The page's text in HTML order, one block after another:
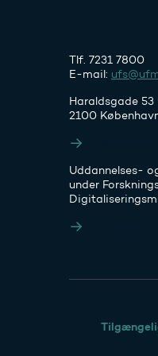
Tlf. 7231 7800
E-mail:
Haraldsgade 53
2100
Uddannelses-
under